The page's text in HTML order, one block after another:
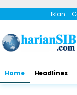
Iklan -
Home Headlines